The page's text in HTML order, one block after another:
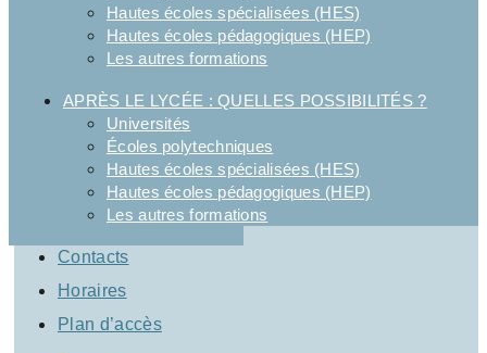
Hautes écoles spécialisées (HES)
Hautes écoles pédagogiques (HEP)
Les autres formations
APRÈS LE LYCÉE : QUELLES POSSIBILITÉS ?
Universités
Écoles polytechniques
Hautes écoles spécialisées (HES)
Hautes écoles pédagogiques (HEP)
Les autres formations
Contacts
Horaires
Plan d’accès